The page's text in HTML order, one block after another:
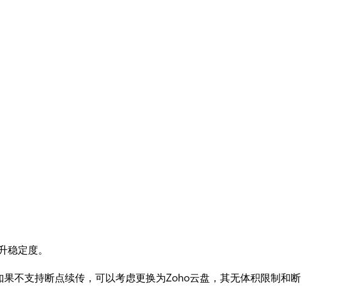
定度。
不支持断点续传，可以考虑更换为Zoho云盘，其无体积限制和断